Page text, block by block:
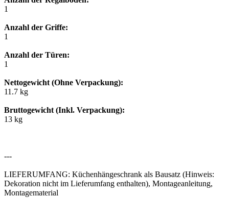
1
Anzahl der Griffe:
1
Anzahl der Türen:
1
Nettogewicht (Ohne Verpackung):
11.7 kg
Bruttogewicht (Inkl. Verpackung):
13 kg
---
LIEFERUMFANG: Küchenhängeschrank als Bausatz (Hinweis:
Dekoration nicht im Lieferumfang enthalten), Montageanleitung,
Montagematerial